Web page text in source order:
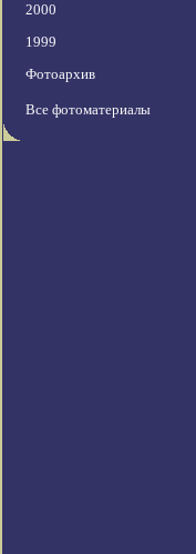
2000
1999
Фотоархив
Все фотоматериалы